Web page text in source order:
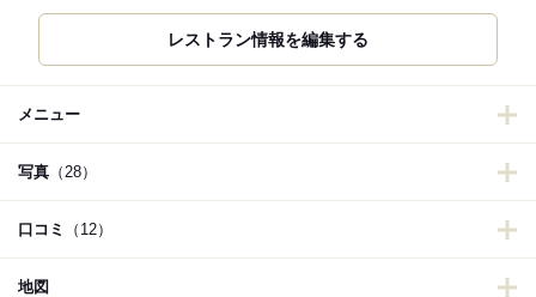
レストラン情報を編集する
メニュー
写真 （28）
口コミ （12）
地図